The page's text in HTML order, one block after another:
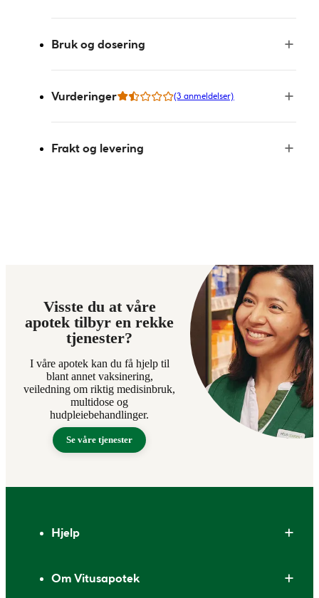
Bruk og dosering
Vurderinger (3 anmeldelser)
Frakt og levering
Visste du at våre
apotek tilbyr en rekke
tjenester?
I våre apotek kan du få hjelp til
blant annet vaksinering,
veiledning om riktig medisinbruk,
multidose og
hudpleiebehandlinger.
Se våre tjenester
Hjelp
Om Vitusapotek